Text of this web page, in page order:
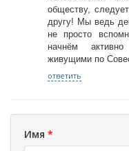
обществу,
другу! Мы ведь
не просто
начнём
живущими по
ответить
Имя *